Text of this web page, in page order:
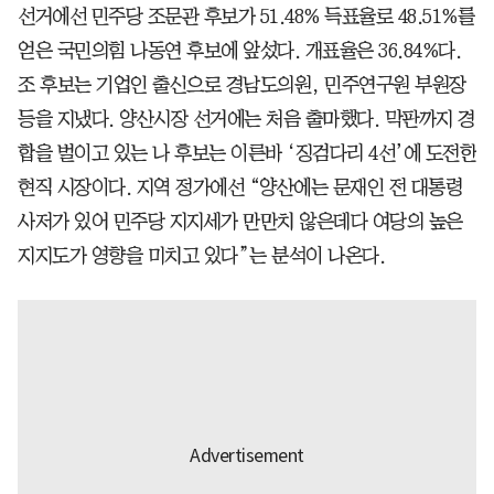
선거에선 민주당 조문관 후보가 51.48% 득표율로 48.51%를
얻은 국민의힘 나동연 후보에 앞섰다. 개표율은 36.84%다.
조 후보는 기업인 출신으로 경남도의원, 민주연구원 부원장
등을 지냈다. 양산시장 선거에는 처음 출마했다. 막판까지 경
합을 벌이고 있는 나 후보는 이른바 ‘징검다리 4선’에 도전한
현직 시장이다. 지역 정가에선 “양산에는 문재인 전 대통령
사저가 있어 민주당 지지세가 만만치 않은데다 여당의 높은
지지도가 영향을 미치고 있다”는 분석이 나온다.